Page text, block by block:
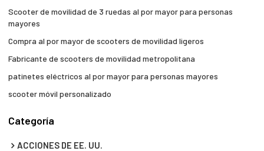
Scooter de movilidad de 3 ruedas al por mayor para personas
mayores
Compra al por mayor de scooters de movilidad ligeros
Fabricante de scooters de movilidad metropolitana
patinetes eléctricos al por mayor para personas mayores
scooter móvil personalizado
Categoría
ACCIONES DE EE. UU.